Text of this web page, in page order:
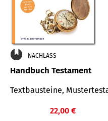
NACHLASS
Handbuch Testament
Textbausteine,
22,00 €